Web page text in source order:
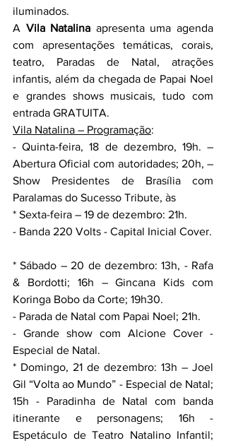
iluminados.
A Vila Natalina apresenta uma agenda
com apresentações temáticas, corais,
teatro, Paradas de Natal, atrações
infantis, além da chegada de Papai Noel
e grandes shows musicais, tudo com
entrada GRATUITA.
Vila Natalina – Programação:
- Quinta-feira, 18 de dezembro, 19h. –
Abertura Oficial com autoridades; 20h, –
Show Presidentes de Brasília com
Paralamas do Sucesso Tribute, às
* Sexta-feira – 19 de dezembro: 21h.
- Banda 220 Volts - Capital Inicial Cover.
* Sábado – 20 de dezembro: 13h, - Rafa
& Bordotti; 16h – Gincana Kids com
Koringa Bobo da Corte; 19h30.
- Parada de Natal com Papai Noel; 21h.
- Grande show com Alcione Cover -
Especial de Natal.
* Domingo, 21 de dezembro: 13h – Joel
Gil “Volta ao Mundo” - Especial de Natal;
15h - Paradinha de Natal com banda
itinerante e personagens; 16h -
Espetáculo de Teatro Natalino Infantil;